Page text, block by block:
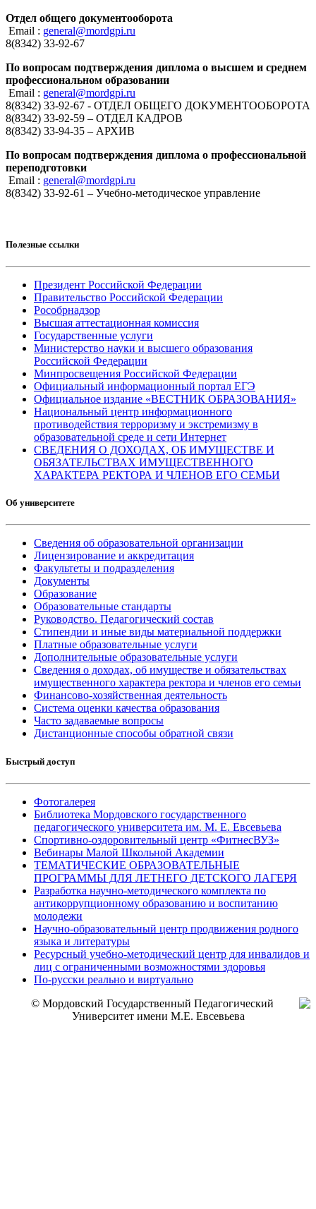
Отдел общего документооборота
Email : general@mordgpi.ru
8(8342) 33-92-67
По вопросам подтверждения диплома о высшем и среднем
профессиональном образовании
Email : general@mordgpi.ru
8(8342) 33-92-67 - ОТДЕЛ ОБЩЕГО ДОКУМЕНТООБОРОТА
8(8342) 33-92-59 – ОТДЕЛ КАДРОВ
8(8342) 33-94-35 – АРХИВ
По вопросам подтверждения диплома о профессиональной
переподготовки
Email : general@mordgpi.ru
8(8342) 33-92-61 – Учебно-методическое управление
Полезные ссылки
Президент Российской Федерации
Правительство Российской Федерации
Рособрнадзор
Высшая аттестационная комиссия
Государственные услуги
Министерство науки и высшего образования
Российской Федерации
Минпросвещения Российской Федерации
Официальный информационный портал ЕГЭ
Официальное издание «ВЕСТНИК ОБРАЗОВАНИЯ»
Национальный центр информационного
противодействия терроризму и экстремизму в
образовательной среде и сети Интернет
СВЕДЕНИЯ О ДОХОДАХ, ОБ ИМУЩЕСТВЕ И
ОБЯЗАТЕЛЬСТВАХ ИМУЩЕСТВЕННОГО
ХАРАКТЕРА РЕКТОРА И ЧЛЕНОВ ЕГО СЕМЬИ
Об университете
Сведения об образовательной организации
Лицензирование и аккредитация
Факультеты и подразделения
Документы
Образование
Образовательные стандарты
Руководство. Педагогический состав
Стипендии и иные виды материальной поддержки
Платные образовательные услуги
Дополнительные образовательные услуги
Сведения о доходах, об имуществе и обязательствах
имущественного характера ректора и членов его семьи
Финансово-хозяйственная деятельность
Система оценки качества образования
Часто задаваемые вопросы
Дистанционные способы обратной связи
Быстрый доступ
Фотогалерея
Библиотека Мордовского государственного
педагогического университета им. М. Е. Евсевьева
Спортивно-оздоровительный центр «ФитнесВУЗ»
Вебинары Малой Школьной Академии
ТЕМАТИЧЕСКИЕ ОБРАЗОВАТЕЛЬНЫЕ
ПРОГРАММЫ ДЛЯ ЛЕТНЕГО ДЕТСКОГО ЛАГЕРЯ
Разработка научно-методического комплекта по
антикоррупционному образованию и воспитанию
молодежи
Научно-образовательный центр продвижения родного
языка и литературы
Ресурсный учебно-методический центр для инвалидов и
лиц с ограниченными возможностями здоровья
По-русски реально и виртуально
© Мордовский Государственный Педагогический
Университет имени М.Е. Евсевьева